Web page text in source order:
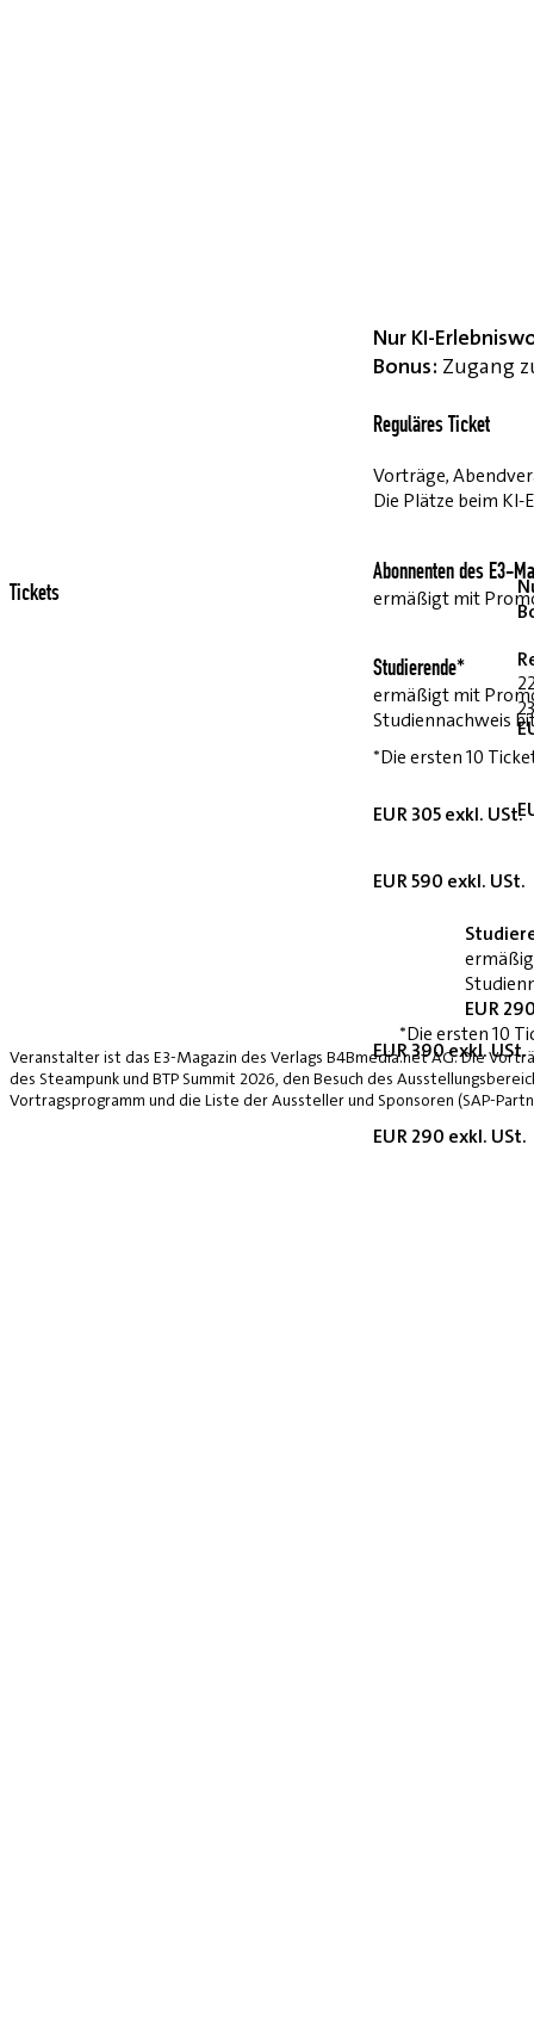
Nur KI-
Bonus: Zugang
Reguläres Ticket
Vorträge,
Die Plätze beim
Abonnenten des E3-
ermäßigt mit
Studierende*
ermäßigt mit
Studiennachweis
*Die ersten 10
EUR 305 exkl. USt.
EUR 590 exkl. USt.
EUR 390 exkl. USt.
EUR 290 exkl. USt.
Tickets
EUR
*Die ersten 10
Veranstalter ist das E3-Magazin des Verlags B4Bmedia.net AG. Die
des Steampunk und BTP Summit 2026, den Besuch des
Vortragsprogramm und die Liste der Aussteller und Sponsoren (SAP-